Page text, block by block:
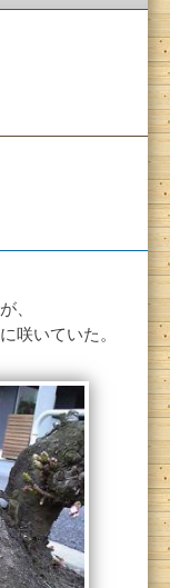
、
咲いていた。